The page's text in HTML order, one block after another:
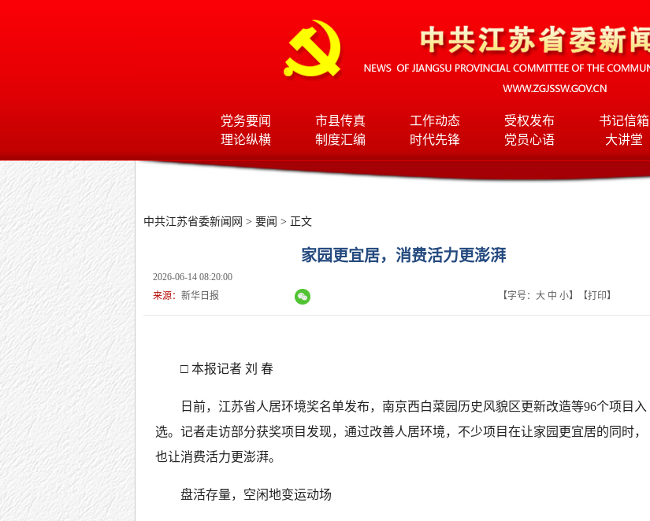
党务要闻 市县传真 工作动态 受权发布 书记信箱
理论纵横
制度汇编 时代先锋 党员心语 大讲堂
中共江苏省委新闻网 > 要闻 > 正文
家园更宜居，消费活力更澎湃
2026-06-14 08:20:00
来源： 新华日报 【字号： 大 中 小】【打印】
□ 本报记者 刘 春
日前，江苏省人居环境奖名单发布，南京西白菜园历史风貌区更新改造等96个项目入
选。记者走访部分获奖项目发现，通过改善人居环境，不少项目在让家园更宜居的同时，
也让消费活力更澎湃。
盘活存量，空闲地变运动场